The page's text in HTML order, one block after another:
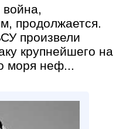
продолжается.
произвели
крупнейшего на
моря неф...